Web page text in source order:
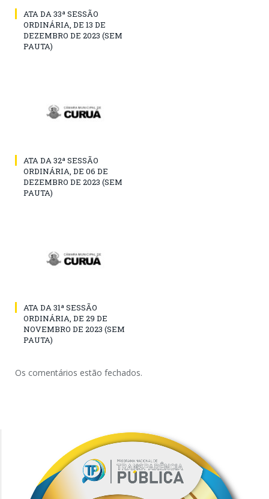
ATA DA 33ª SESSÃO
ORDINÁRIA, DE 13 DE
DEZEMBRO DE 2023 (SEM
PAUTA)
ATA DA 32ª SESSÃO
ORDINÁRIA, DE 06 DE
DEZEMBRO DE 2023 (SEM
PAUTA)
ATA DA 31ª SESSÃO
ORDINÁRIA, DE 29 DE
NOVEMBRO DE 2023 (SEM
PAUTA)
Os comentários estão fechados.